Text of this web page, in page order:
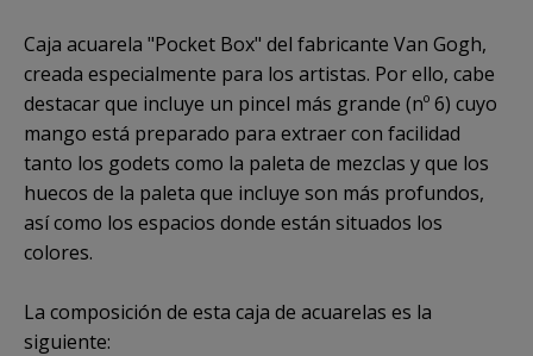
Caja acuarela "Pocket Box" del fabricante Van Gogh,
creada especialmente para los artistas. Por ello, cabe
destacar que incluye un pincel más grande (nº 6) cuyo
mango está preparado para extraer con facilidad
tanto los godets como la paleta de mezclas y que los
huecos de la paleta que incluye son más profundos,
así como los espacios donde están situados los
colores.
La composición de esta caja de acuarelas es la
siguiente: